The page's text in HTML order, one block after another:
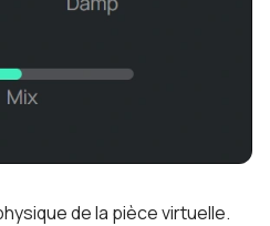
de la pièce virtuelle.